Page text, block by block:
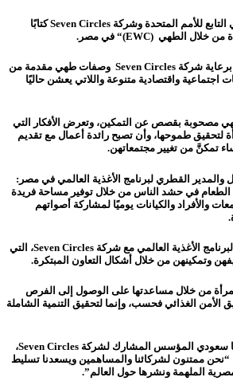
التابع للأمم المتحدة وشركة Seven Circlesكتابًا
من خلال الطهي “(EWC) في مصر .
برعاية شركة Seven Circles وصفات طهي مقدمة من
اجتماعية واقتصادية متنوعة واللاتي يعشن حاليًا
مصحوبة بقصص عن التمكين، وتعرض الأفكار التي
لتحقيق طموحها، وأن تصبح رائدة أعمال مع تقديم
تمكنَّ من تغيير مجتمعاتهن.
والمدير القطري لبرنامج الأغذية العالمي في مصر:
في حشد الناس من خلال توفير مساحة فريدة
والأفراد والكيانات يوميًا لمشاركة أصواتهم
الأغذية العالمي مع شركة Seven Circles، التي
وتمكينهن من خلال أشكال التعاون المبتكرة.
من خلال مساعدتها على الوصول إلى الفرص
الأمن الغذائي فحسب، وإنما لتحقيق التنمية الشاملة
سعودي المؤسس المشارك لشركة Seven Circles،
ممتنون لشركائنا والمساهمين ويسعدنا تسليط
الملهمة ونشرها حول العالم.”